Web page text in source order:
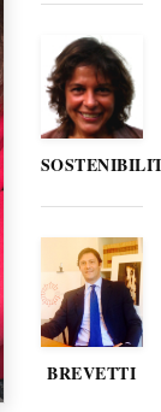
BREVETTI